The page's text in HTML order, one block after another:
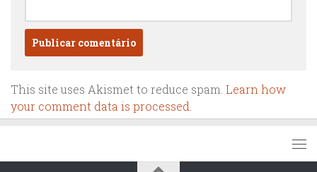
This site uses Akismet to reduce spam. Learn how
your comment data is processed.